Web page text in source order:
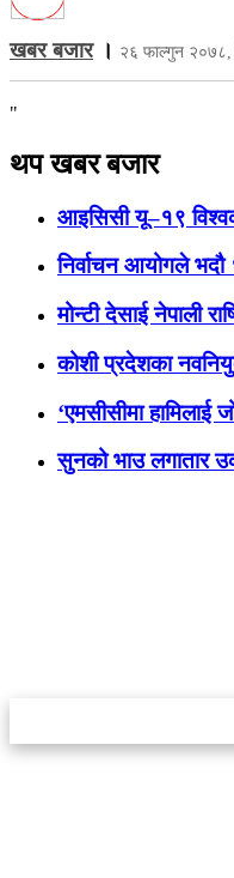
खबर बजार। २६ फाल्गुन २०७८,
"
थप खबर बजार
आइसिसी यू–१९
निर्वाचन आयोगले भदौ
मोन्टी देसाई नेपाली
कोशी प्रदेशका
‘एमसीसीमा
सुनको भाउ लगातार